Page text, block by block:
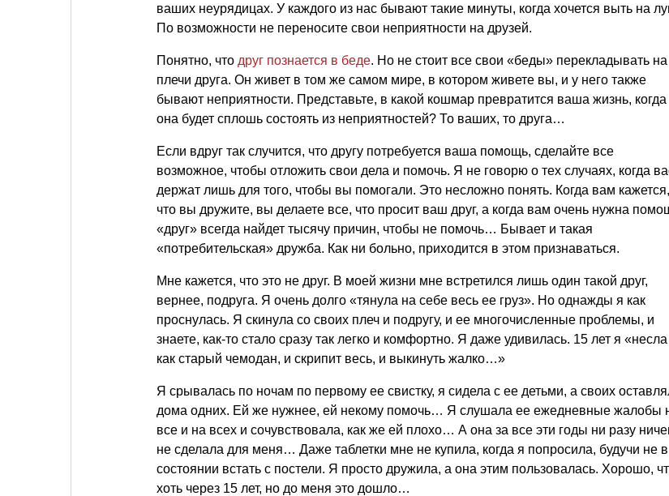
ваших неурядицах. У каждого из нас бывают такие минуты, когда хочется выть на
По возможности не переносите свои неприятности на друзей.
Понятно, что друг познается в беде. Но не стоит все свои «беды» перекладывать на
плечи друга. Он живет в том же самом мире, в котором живете вы, и у него также
бывают неприятности. Представьте, в какой кошмар превратится ваша жизнь, когда
она будет сплошь состоять из неприятностей? То ваших, то друга…
Если вдруг так случится, что другу потребуется ваша помощь, сделайте все
возможное, чтобы отложить свои дела и помочь. Я не говорю о тех случаях, когда
держат лишь для того, чтобы вы помогали. Это несложно понять. Когда вам кажется,
что вы дружите, вы делаете все, что просит ваш друг, а когда вам очень нужна
«друг» всегда найдет тысячу причин, чтобы не помочь… Бывает и такая
«потребительская» дружба. Как ни больно, приходится в этом признаваться.
Мне кажется, что это не друг. В моей жизни мне встретился лишь один такой друг,
вернее, подруга. Я очень долго «тянула на себе весь ее груз». Но однажды я как
проснулась. Я скинула со своих плеч и подругу, и ее многочисленные проблемы, и
знаете, как-то стало сразу так легко и комфортно. Я даже удивилась. 15 лет я
как старый чемодан, и скрипит весь, и выкинуть жалко…»
Я срывалась по ночам по первому ее свистку, я сидела с ее детьми, а своих
дома одних. Ей же нужнее, ей некому помочь… Я слушала ее ежедневные жалобы
все и на всех и сочувствовала, как же ей плохо… А она за все эти годы ни разу
не сделала для меня… Даже таблетки мне не купила, когда я попросила, будучи не в
состоянии встать с постели. Я просто дружила, а она этим пользовалась. Хорошо,
хоть через 15 лет, но до меня это дошло…